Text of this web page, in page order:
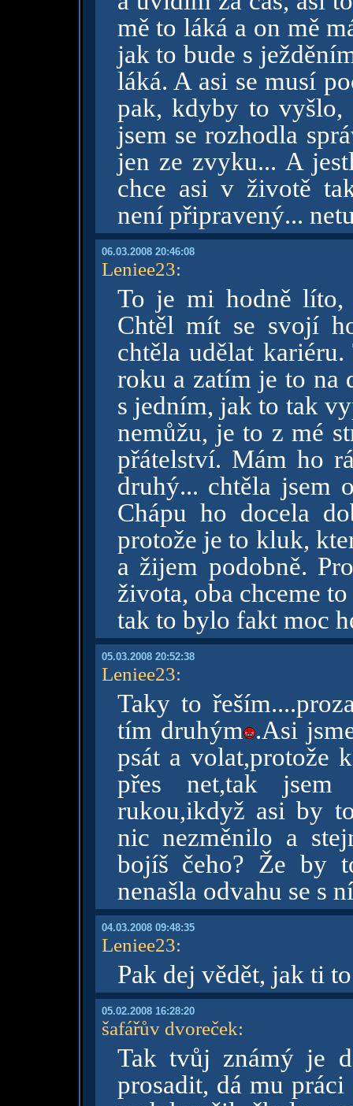
mě to láká a on mě
jak to bude s
láká. A asi se musí
pak, kdyby to vyšlo,
jsem se rozhodla
jen ze zvyku... A
chce asi v životě
není připravený...
06.03.2008 20:46:08
Leniee23:
To je mi hodně líto,
Chtěl mít se svojí
chtěla udělat
roku a zatím je to na
s jedním, jak to tak
nemůžu, je to z mé
přátelství. Mám ho
druhý... chtěla jsem
Chápu ho docela
protože je to kluk,
a žijem podobně.
života, oba chceme
tak to bylo fakt moc
05.03.2008 20:52:38
Leniee23:
Taky to
tím druhým .Asi
psát a volat,protože
přes net,tak
rukou,ikdyž asi by
nic nezměnilo a
bojíš čeho? Že by
nenašla odvahu se s
04.03.2008 09:48:35
Leniee23:
Pak dej vědět, jak ti
05.02.2008 16:28:20
šafářův dvoreček:
Tak tvůj známý je
prosadit, dá mu